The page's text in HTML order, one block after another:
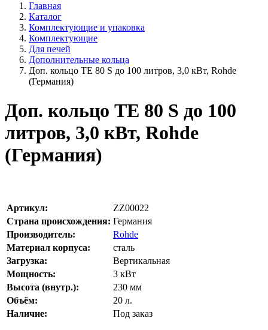
Главная
Каталог
Комплектующие и упаковка
Комплектующие
Для печей
Дополнительные кольца
Доп. кольцо TE 80 S до 100 литров, 3,0 кВт, Rohde
(Германия)
Доп. кольцо TE 80 S до 100
литров, 3,0 кВт, Rohde
(Германия)
Артикул:
ZZ00022
Страна происхождения: Германия
Производитель:
Rohde
Материал корпуса:
сталь
Загрузка:
Вертикальная
Мощность:
3 кВт
Высота (внутр.):
230 мм
Объём:
20 л.
Наличие:
Под заказ